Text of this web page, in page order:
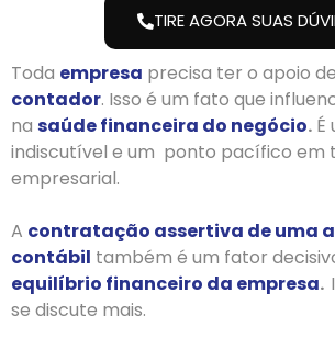
TIRE AGORA SUAS
Toda empresa precisa ter o apoio
contador. Isso é um fato que
na saúde financeira do negócio. É
indiscutível e um ponto pacífico em
empresarial.
A contratação assertiva de uma
contábil também é um fator
equilíbrio financeiro da empresa.
se discute mais.